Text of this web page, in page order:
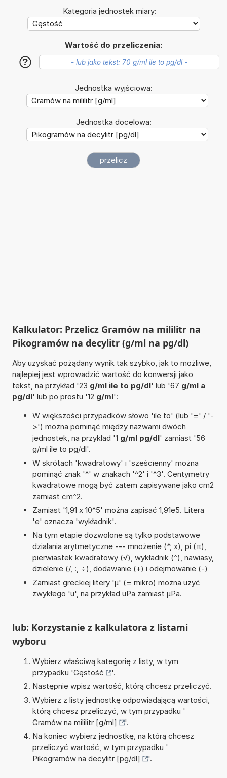
Kategoria jednostek miary:
Wartość do przeliczenia:
?
Jednostka wyjściowa:
Jednostka docelowa:
Kalkulator: Przelicz Gramów na mililitr na
Pikogramów na decylitr (g/ml na pg/dl)
Aby uzyskać pożądany wynik tak szybko, jak to możliwe,
najlepiej jest wprowadzić wartość do konwersji jako
tekst, na przykład '23 g/ml ile to pg/dl' lub '67 g/ml a
pg/dl' lub po prostu '12 g/ml':
W większości przypadków słowo 'ile to' (lub '=' / '-
>') można pominąć między nazwami dwóch
jednostek, na przykład '1 g/ml pg/dl' zamiast '56
g/ml ile to pg/dl'.
W skrótach 'kwadratowy' i 'sześcienny' można
pominąć znak '^' w znakach '^2' i '^3'. Centymetry
kwadratowe mogą być zatem zapisywane jako cm2
zamiast cm^2.
Zamiast '1,91 x 10^5' można zapisać 1,91e5. Litera
'e' oznacza 'wykładnik'.
Na tym etapie dozwolone są tylko podstawowe
działania arytmetyczne --- mnożenie (*, x), pi (π),
pierwiastek kwadratowy (√), wykładnik (^), nawiasy,
dzielenie (/, :, ÷), dodawanie (+) i odejmowanie (-)
Zamiast greckiej litery 'µ' (= mikro) można użyć
zwykłego 'u', na przykład uPa zamiast µPa.
lub: Korzystanie z kalkulatora z listami
wyboru
Wybierz właściwą kategorię z listy, w tym
przypadku 'Gęstość
'.
Następnie wpisz wartość, którą chcesz przeliczyć.
Wybierz z listy jednostkę odpowiadającą wartości,
którą chcesz przeliczyć, w tym przypadku '
Gramów na mililitr [g/ml]
'.
Na koniec wybierz jednostkę, na którą chcesz
przeliczyć wartość, w tym przypadku '
Pikogramów na decylitr [pg/dl]
'.